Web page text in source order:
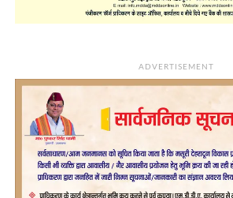
ADVERTISEMENT